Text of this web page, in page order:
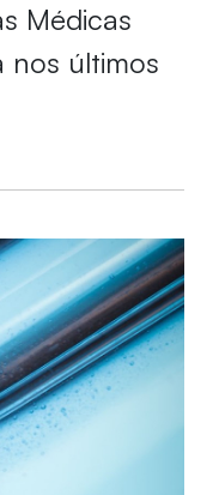
Médicas
nos últimos